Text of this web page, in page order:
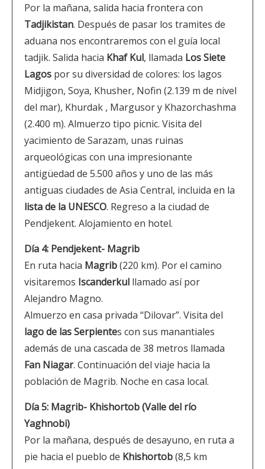
Por la mañana, salida hacia frontera con
Tadjikistan. Después de pasar los tramites de
aduana nos encontraremos con el guía local
tadjik. Salida hacia Khaf Kul, llamada Los Siete
Lagos por su diversidad de colores: los lagos
Midjigon, Soya, Khusher, Nofin (2.139 m de nivel
del mar), Khurdak , Margusor y Khazorchashma
(2.400 m). Almuerzo tipo picnic. Visita del
yacimiento de Sarazam, unas ruinas
arqueológicas con una impresionante
antigüedad de 5.500 años y uno de las más
antiguas ciudades de Asia Central, incluida en la
lista de la UNESCO. Regreso a la ciudad de
Pendjekent. Alojamiento en hotel.
Día 4: Pendjekent- Magrib
En ruta hacia Magrib(220 km). Por el camino
visitaremos Iscanderkul llamado así por
Alejandro Magno.
Almuerzo en casa privada “Dilovar”. Visita del
lago de las Serpientes con sus manantiales
además de una cascada de 38 metros llamada
Fan Niagar. Continuación del viaje hacia la
población de Magrib. Noche en casa local.
Día 5: Magrib- Khishortob (Valle del río
Yaghnobi)
Por la mañana, después de desayuno, en ruta a
pie hacia el pueblo de Khishortob(8,5 km